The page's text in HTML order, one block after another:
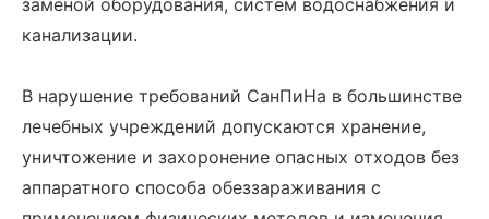
заменой оборудования, систем водоснабжения и
канализации.
В нарушение требований СанПиНа в большинстве
лечебных учреждений допускаются хранение,
уничтожение и захоронение опасных отходов без
аппаратного способа обеззараживания с